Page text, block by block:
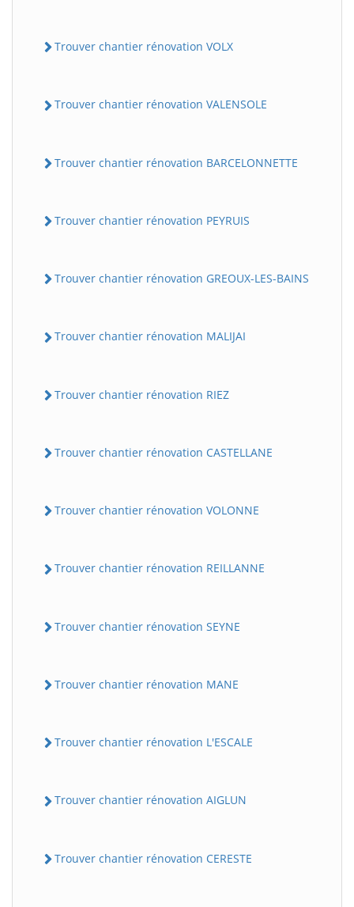
Trouver chantier rénovation VOLX
Trouver chantier rénovation VALENSOLE
Trouver chantier rénovation BARCELONNETTE
Trouver chantier rénovation PEYRUIS
Trouver chantier rénovation GREOUX-LES-BAINS
Trouver chantier rénovation MALIJAI
Trouver chantier rénovation RIEZ
Trouver chantier rénovation CASTELLANE
Trouver chantier rénovation VOLONNE
Trouver chantier rénovation REILLANNE
Trouver chantier rénovation SEYNE
Trouver chantier rénovation MANE
Trouver chantier rénovation L'ESCALE
Trouver chantier rénovation AIGLUN
Trouver chantier rénovation CERESTE